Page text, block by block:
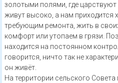
золотыми полями, где
живут высоко, а нам приходится
требующим ремонта, жить в
комфорт или утопаем в грязи.
находится на постоянном
говорится, ничто так не
он живёт.
На территории сельского